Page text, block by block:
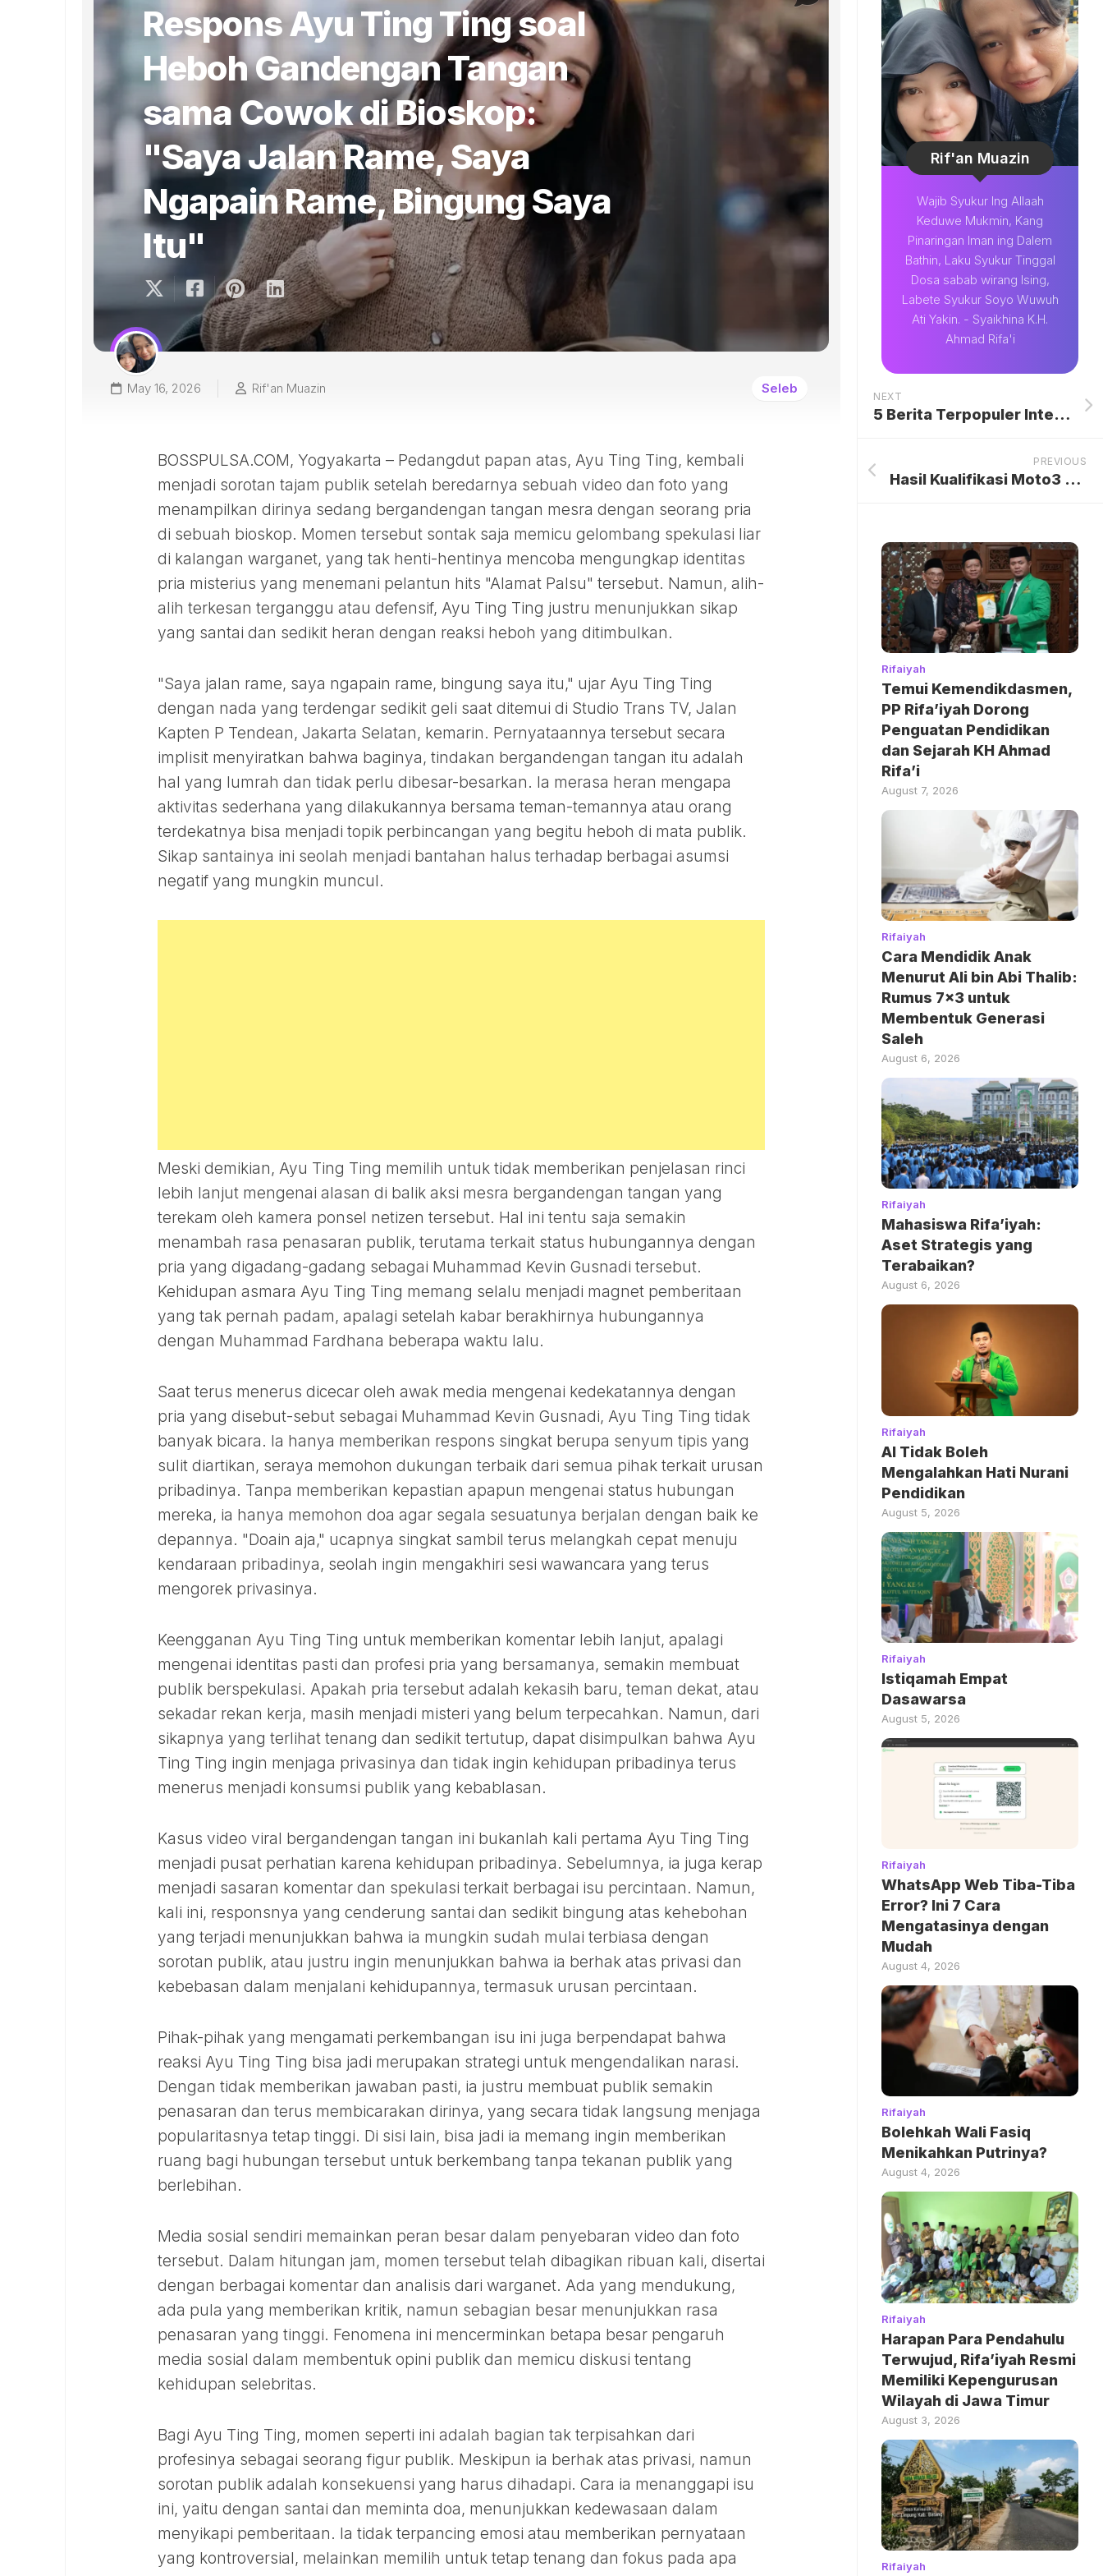
Respons Ayu Ting Ting soal
Heboh Gandengan Tangan
sama Cowok di Bioskop:
"Saya Jalan Rame, Saya
Ngapain Rame, Bingung Saya
Itu"
May 16, 2026 Rif'an Muazin Seleb
BOSSPULSA.COM, Yogyakarta – Pedangdut papan atas, Ayu Ting Ting, kembali
menjadi sorotan tajam publik setelah beredarnya sebuah video dan foto yang
menampilkan dirinya sedang bergandengan tangan mesra dengan seorang pria
di sebuah bioskop. Momen tersebut sontak saja memicu gelombang spekulasi liar
di kalangan warganet, yang tak henti-hentinya mencoba mengungkap identitas
pria misterius yang menemani pelantun hits "Alamat Palsu" tersebut. Namun, alih-
alih terkesan terganggu atau defensif, Ayu Ting Ting justru menunjukkan sikap
yang santai dan sedikit heran dengan reaksi heboh yang ditimbulkan.
"Saya jalan rame, saya ngapain rame, bingung saya itu," ujar Ayu Ting Ting
dengan nada yang terdengar sedikit geli saat ditemui di Studio Trans TV, Jalan
Kapten P Tendean, Jakarta Selatan, kemarin. Pernyataannya tersebut secara
implisit menyiratkan bahwa baginya, tindakan bergandengan tangan itu adalah
hal yang lumrah dan tidak perlu dibesar-besarkan. Ia merasa heran mengapa
aktivitas sederhana yang dilakukannya bersama teman-temannya atau orang
terdekatnya bisa menjadi topik perbincangan yang begitu heboh di mata publik.
Sikap santainya ini seolah menjadi bantahan halus terhadap berbagai asumsi
negatif yang mungkin muncul.
Meski demikian, Ayu Ting Ting memilih untuk tidak memberikan penjelasan rinci
lebih lanjut mengenai alasan di balik aksi mesra bergandengan tangan yang
terekam oleh kamera ponsel netizen tersebut. Hal ini tentu saja semakin
menambah rasa penasaran publik, terutama terkait status hubungannya dengan
pria yang digadang-gadang sebagai Muhammad Kevin Gusnadi tersebut.
Kehidupan asmara Ayu Ting Ting memang selalu menjadi magnet pemberitaan
yang tak pernah padam, apalagi setelah kabar berakhirnya hubungannya
dengan Muhammad Fardhana beberapa waktu lalu.
Saat terus menerus dicecar oleh awak media mengenai kedekatannya dengan
pria yang disebut-sebut sebagai Muhammad Kevin Gusnadi, Ayu Ting Ting tidak
banyak bicara. Ia hanya memberikan respons singkat berupa senyum tipis yang
sulit diartikan, seraya memohon dukungan terbaik dari semua pihak terkait urusan
pribadinya. Tanpa memberikan kepastian apapun mengenai status hubungan
mereka, ia hanya memohon doa agar segala sesuatunya berjalan dengan baik ke
depannya. "Doain aja," ucapnya singkat sambil terus melangkah cepat menuju
kendaraan pribadinya, seolah ingin mengakhiri sesi wawancara yang terus
mengorek privasinya.
Keengganan Ayu Ting Ting untuk memberikan komentar lebih lanjut, apalagi
mengenai identitas pasti dan profesi pria yang bersamanya, semakin membuat
publik berspekulasi. Apakah pria tersebut adalah kekasih baru, teman dekat, atau
sekadar rekan kerja, masih menjadi misteri yang belum terpecahkan. Namun, dari
sikapnya yang terlihat tenang dan sedikit tertutup, dapat disimpulkan bahwa Ayu
Ting Ting ingin menjaga privasinya dan tidak ingin kehidupan pribadinya terus
menerus menjadi konsumsi publik yang kebablasan.
Kasus video viral bergandengan tangan ini bukanlah kali pertama Ayu Ting Ting
menjadi pusat perhatian karena kehidupan pribadinya. Sebelumnya, ia juga kerap
menjadi sasaran komentar dan spekulasi terkait berbagai isu percintaan. Namun,
kali ini, responsnya yang cenderung santai dan sedikit bingung atas kehebohan
yang terjadi menunjukkan bahwa ia mungkin sudah mulai terbiasa dengan
sorotan publik, atau justru ingin menunjukkan bahwa ia berhak atas privasi dan
kebebasan dalam menjalani kehidupannya, termasuk urusan percintaan.
Pihak-pihak yang mengamati perkembangan isu ini juga berpendapat bahwa
reaksi Ayu Ting Ting bisa jadi merupakan strategi untuk mengendalikan narasi.
Dengan tidak memberikan jawaban pasti, ia justru membuat publik semakin
penasaran dan terus membicarakan dirinya, yang secara tidak langsung menjaga
popularitasnya tetap tinggi. Di sisi lain, bisa jadi ia memang ingin memberikan
ruang bagi hubungan tersebut untuk berkembang tanpa tekanan publik yang
berlebihan.
Media sosial sendiri memainkan peran besar dalam penyebaran video dan foto
tersebut. Dalam hitungan jam, momen tersebut telah dibagikan ribuan kali, disertai
dengan berbagai komentar dan analisis dari warganet. Ada yang mendukung,
ada pula yang memberikan kritik, namun sebagian besar menunjukkan rasa
penasaran yang tinggi. Fenomena ini mencerminkan betapa besar pengaruh
media sosial dalam membentuk opini publik dan memicu diskusi tentang
kehidupan selebritas.
Bagi Ayu Ting Ting, momen seperti ini adalah bagian tak terpisahkan dari
profesinya sebagai seorang figur publik. Meskipun ia berhak atas privasi, namun
sorotan publik adalah konsekuensi yang harus dihadapi. Cara ia menanggapi isu
ini, yaitu dengan santai dan meminta doa, menunjukkan kedewasaan dalam
menyikapi pemberitaan. Ia tidak terpancing emosi atau memberikan pernyataan
yang kontroversial, melainkan memilih untuk tetap tenang dan fokus pada apa
Rif'an Muazin
Wajib Syukur Ing Allaah
Keduwe Mukmin, Kang
Pinaringan Iman ing Dalem
Bathin, Laku Syukur Tinggal
Dosa sabab wirang Ising,
Labete Syukur Soyo Wuwuh
Ati Yakin. - Syaikhina K.H.
Ahmad Rifa'i
NEXT
5 Berita Terpopuler Internasional: Ketegangan Geopolitik hingga Diplomasi Pesawat Boeing
PREVIOUS
Hasil Kualifikasi Moto3 Catalunya 2026: Veda Ega Start ke-21, Tantangan Berat di Depan
Rifaiyah
Temui Kemendikdasmen,
PP Rifa’iyah Dorong
Penguatan Pendidikan
dan Sejarah KH Ahmad
Rifa’i
August 7, 2026
Rifaiyah
Cara Mendidik Anak
Menurut Ali bin Abi Thalib:
Rumus 7×3 untuk
Membentuk Generasi
Saleh
August 6, 2026
Rifaiyah
Mahasiswa Rifa’iyah:
Aset Strategis yang
Terabaikan?
August 6, 2026
Rifaiyah
AI Tidak Boleh
Mengalahkan Hati Nurani
Pendidikan
August 5, 2026
Rifaiyah
Istiqamah Empat
Dasawarsa
August 5, 2026
Rifaiyah
WhatsApp Web Tiba-Tiba
Error? Ini 7 Cara
Mengatasinya dengan
Mudah
August 4, 2026
Rifaiyah
Bolehkah Wali Fasiq
Menikahkan Putrinya?
August 4, 2026
Rifaiyah
Harapan Para Pendahulu
Terwujud, Rifa’iyah Resmi
Memiliki Kepengurusan
Wilayah di Jawa Timur
August 3, 2026
Rifaiyah